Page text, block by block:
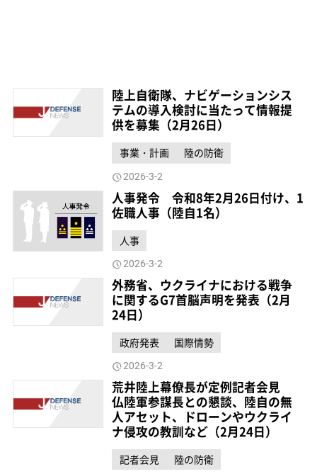
陸上自衛隊、ナビゲーションシス
テムの導入検討に当たって情報提
供を募集（2月26日）
事業・計画 陸の防衛
2026-3-2
人事発令 令和8年2月26日付け、1
佐職人事（陸自1名）
人事
2026-3-2
外務省、ウクライナにおける戦争
に関するG7首脳声明を発表（2月
24日）
政府発表 国際情勢
2026-3-2
荒井陸上幕僚長が定例記者会見
仏陸軍参謀長との懇談、陸自の無
人アセット、ドローンやウクライ
ナ侵攻の教訓など（2月24日）
記者会見 陸の防衛